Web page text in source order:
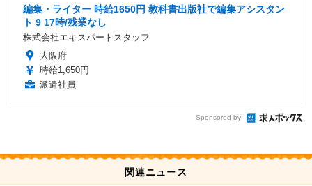
編集・ライター 時給1650円 教科書出版社で編集アシスタン
ト 9 17時/残業なし
株式会社エキスパートスタッフ
大阪府
時給1,650円
派遣社員
Sponsored by
関連ニュース